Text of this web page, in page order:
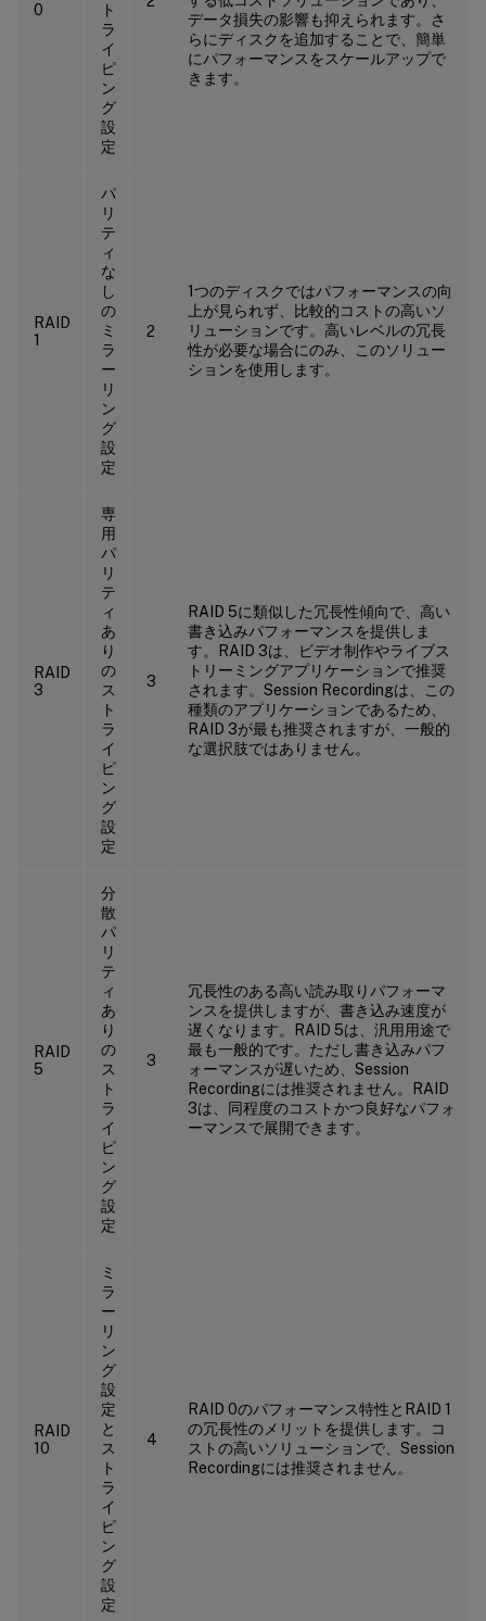
0
ト
ラ
イ
ピ
ン
グ
設
定
データ損失の影響も抑えられます。さ
らにディスクを追加することで、簡単
にパフォーマンスをスケールアップで
きます。
RAID
1
パ
リ
テ
ィ
な
し
の
ミ
ラ
ー
リ
ン
グ
設
定
2
1つのディスクではパフォーマンスの向
上が見られず、比較的コストの高いソ
リューションです。高いレベルの冗長
性が必要な場合にのみ、このソリュー
ションを使用します。
RAID
3
専
用
パ
リ
テ
ィ
あ
り
の
ス
ト
ラ
イ
ピ
ン
グ
設
定
3
RAID 5に類似した冗長性傾向で、高い
書き込みパフォーマンスを提供しま
す。RAID 3は、ビデオ制作やライブス
トリーミングアプリケーションで推奨
されます。Session Recordingは、この
種類のアプリケーションであるため、
RAID 3が最も推奨されますが、一般的
な選択肢ではありません。
RAID
5
分
散
パ
リ
テ
ィ
あ
り
の
ス
ト
ラ
イ
ピ
ン
グ
設
定
3
冗長性のある高い読み取りパフォーマ
ンスを提供しますが、書き込み速度が
遅くなります。RAID 5は、汎用用途で
最も一般的です。ただし書き込みパフ
ォーマンスが遅いため、Session
Recordingには推奨されません。RAID
3は、同程度のコストかつ良好なパフォ
ーマンスで展開できます。
RAID
10
ミ
ラ
ー
リ
ン
グ
設
定
と
ス
ト
ラ
イ
ピ
ン
グ
設
定
4
RAID 0のパフォーマンス特性とRAID 1
の冗長性のメリットを提供します。コ
ストの高いソリューションで、Session
Recordingには推奨されません。